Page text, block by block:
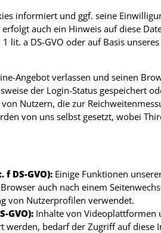
informiert und ggf. seine
auch ein Hinweis auf diese
a DS-GVO oder auf Basis
Angebot verlassen und seinen
der Login-Status gespeichert
Nutzern, die zur
von uns selbst gesetzt, wobei
DS-GVO): Einige Funktionen
auch nach einem
von Nutzerprofilen verwendet.
GVO): Inhalte von Videoplattformen
bedarf der Zugriff auf